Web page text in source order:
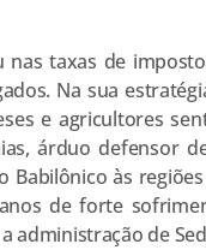
nas taxas de
Na sua
e agricultores
árduo defensor
às
de forte
administração de